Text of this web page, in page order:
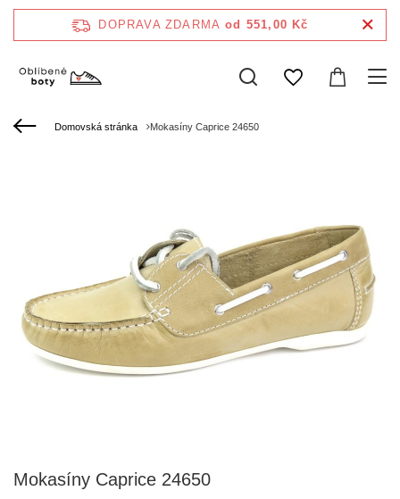
DOPRAVA ZDARMA od 551,00 Kč
Domovská stránka Mokasíny Caprice 24650
Mokasíny Caprice 24650